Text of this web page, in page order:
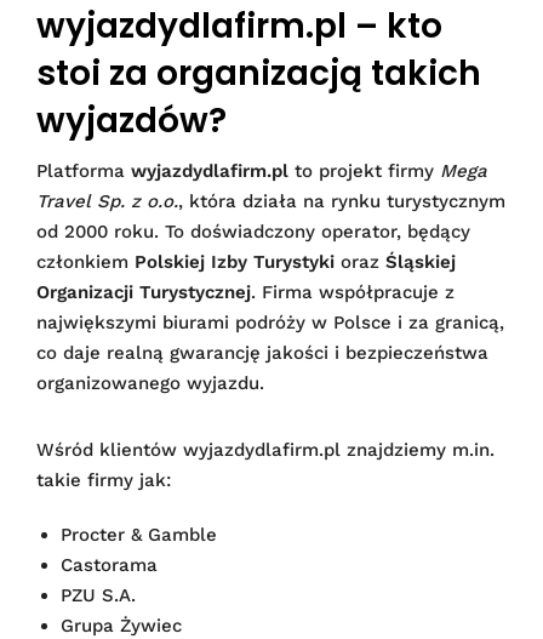
wyjazdydlafirm.pl – kto
stoi za organizacją takich
wyjazdów?
Platforma wyjazdydlafirm.pl to projekt firmy Mega
Travel Sp. z o.o., która działa na rynku turystycznym
od 2000 roku. To doświadczony operator, będący
członkiem Polskiej Izby Turystyki oraz Śląskiej
Organizacji Turystycznej. Firma współpracuje z
największymi biurami podróży w Polsce i za granicą,
co daje realną gwarancję jakości i bezpieczeństwa
organizowanego wyjazdu.
Wśród klientów wyjazdydlafirm.pl znajdziemy m.in.
takie firmy jak:
Procter & Gamble
Castorama
PZU S.A.
Grupa Żywiec